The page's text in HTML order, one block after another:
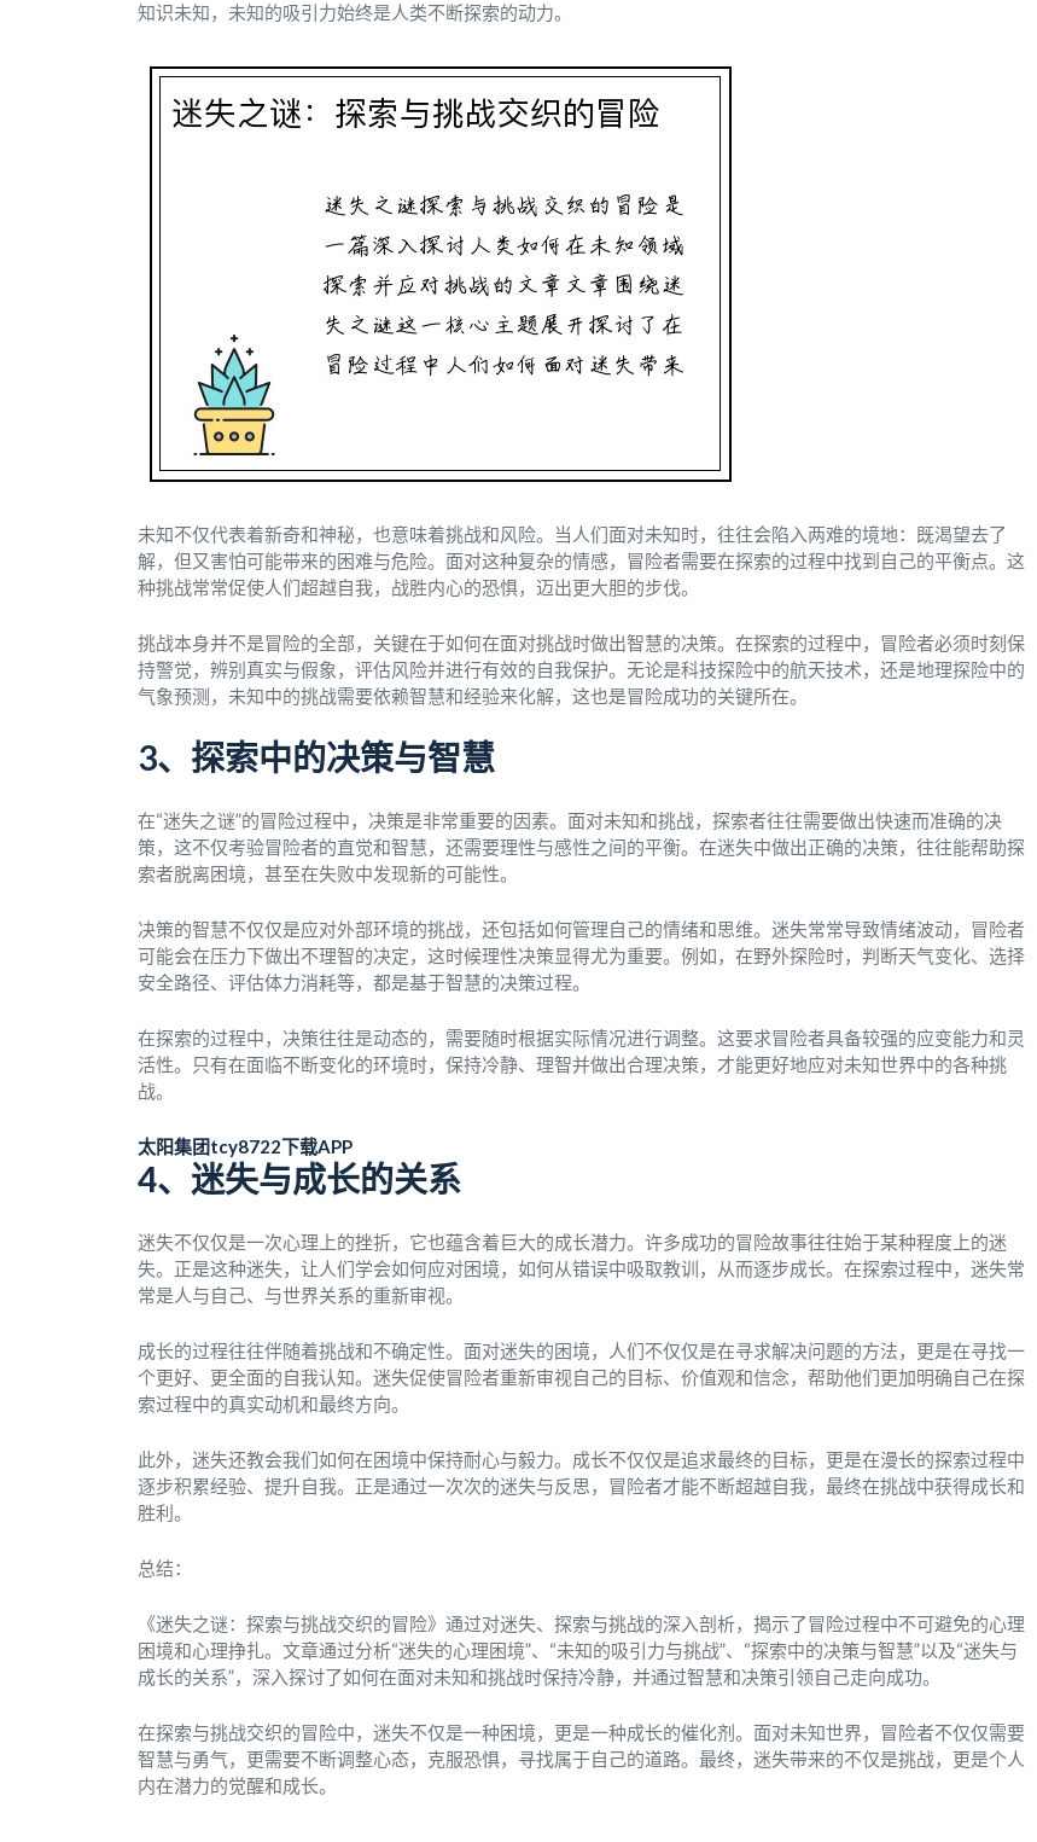
知识未知，未知的吸引力始终是人类不断探索的动力。
未知不仅代表着新奇和神秘，也意味着挑战和风险。当人们面对未知时，往往会陷入两难的境地：既渴望去了
解，但又害怕可能带来的困难与危险。面对这种复杂的情感，冒险者需要在探索的过程中找到自己的平衡点。这
种挑战常常促使人们超越自我，战胜内心的恐惧，迈出更大胆的步伐。
挑战本身并不是冒险的全部，关键在于如何在面对挑战时做出智慧的决策。在探索的过程中，冒险者必须时刻保
持警觉，辨别真实与假象，评估风险并进行有效的自我保护。无论是科技探险中的航天技术，还是地理探险中的
气象预测，未知中的挑战需要依赖智慧和经验来化解，这也是冒险成功的关键所在。
3、探索中的决策与智慧
在“迷失之谜”的冒险过程中，决策是非常重要的因素。面对未知和挑战，探索者往往需要做出快速而准确的决
策，这不仅考验冒险者的直觉和智慧，还需要理性与感性之间的平衡。在迷失中做出正确的决策，往往能帮助探
索者脱离困境，甚至在失败中发现新的可能性。
决策的智慧不仅仅是应对外部环境的挑战，还包括如何管理自己的情绪和思维。迷失常常导致情绪波动，冒险者
可能会在压力下做出不理智的决定，这时候理性决策显得尤为重要。例如，在野外探险时，判断天气变化、选择
安全路径、评估体力消耗等，都是基于智慧的决策过程。
在探索的过程中，决策往往是动态的，需要随时根据实际情况进行调整。这要求冒险者具备较强的应变能力和灵
活性。只有在面临不断变化的环境时，保持冷静、理智并做出合理决策，才能更好地应对未知世界中的各种挑
战。
太阳集团tcy8722下载APP
4、迷失与成长的关系
迷失不仅仅是一次心理上的挫折，它也蕴含着巨大的成长潜力。许多成功的冒险故事往往始于某种程度上的迷
失。正是这种迷失，让人们学会如何应对困境，如何从错误中吸取教训，从而逐步成长。在探索过程中，迷失常
常是人与自己、与世界关系的重新审视。
成长的过程往往伴随着挑战和不确定性。面对迷失的困境，人们不仅仅是在寻求解决问题的方法，更是在寻找一
个更好、更全面的自我认知。迷失促使冒险者重新审视自己的目标、价值观和信念，帮助他们更加明确自己在探
索过程中的真实动机和最终方向。
此外，迷失还教会我们如何在困境中保持耐心与毅力。成长不仅仅是追求最终的目标，更是在漫长的探索过程中
逐步积累经验、提升自我。正是通过一次次的迷失与反思，冒险者才能不断超越自我，最终在挑战中获得成长和
胜利。
总结：
《迷失之谜：探索与挑战交织的冒险》通过对迷失、探索与挑战的深入剖析，揭示了冒险过程中不可避免的心理
困境和心理挣扎。文章通过分析“迷失的心理困境”、“未知的吸引力与挑战”、“探索中的决策与智慧”以及“迷失与
成长的关系”，深入探讨了如何在面对未知和挑战时保持冷静，并通过智慧和决策引领自己走向成功。
在探索与挑战交织的冒险中，迷失不仅是一种困境，更是一种成长的催化剂。面对未知世界，冒险者不仅仅需要
智慧与勇气，更需要不断调整心态，克服恐惧，寻找属于自己的道路。最终，迷失带来的不仅是挑战，更是个人
内在潜力的觉醒和成长。